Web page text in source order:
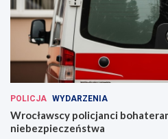
POLICJA WYDARZENIA
Wrocławscy policjanci
niebezpieczeństwa